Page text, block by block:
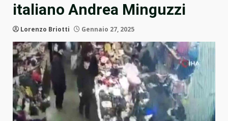
italiano Andrea Minguzzi
Lorenzo Briotti Gennaio 27, 2025